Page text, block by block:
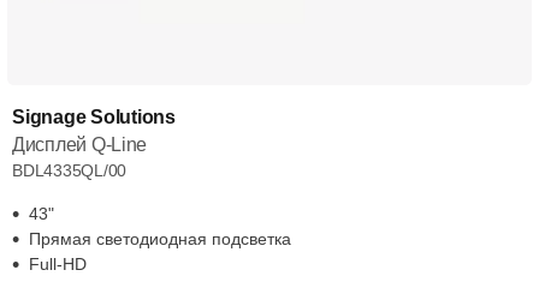
Signage Solutions
Дисплей Q-Line
BDL4335QL/00
43"
Прямая светодиодная подсветка
Full-HD